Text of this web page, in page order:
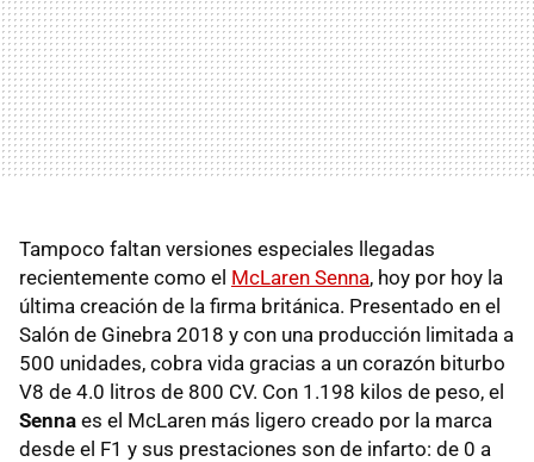
Tampoco faltan versiones especiales llegadas
recientemente como el McLaren Senna, hoy por hoy la
última creación de la firma británica. Presentado en el
Salón de Ginebra 2018 y con una producción limitada a
500 unidades, cobra vida gracias a un corazón biturbo
V8 de 4.0 litros de 800 CV. Con 1.198 kilos de peso, el
Senna es el McLaren más ligero creado por la marca
desde el F1 y sus prestaciones son de infarto: de 0 a